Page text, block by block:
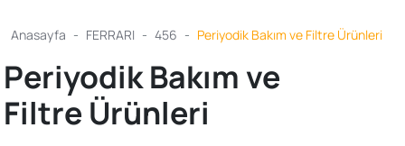
Anasayfa FERRARI 456 Periyodik Bakım ve Filtre Ürünleri
Periyodik Bakım ve
Filtre Ürünleri